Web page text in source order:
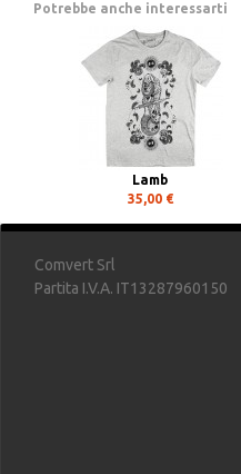
Potrebbe anche interessarti
Lamb
35,00 €
Comvert Srl
Partita I.V.A. IT13287960150